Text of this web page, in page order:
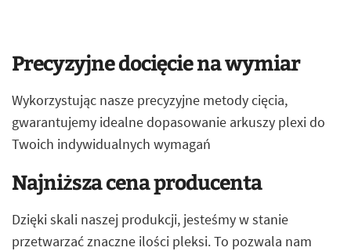
Precyzyjne docięcie na wymiar
Wykorzystując nasze precyzyjne metody cięcia,
gwarantujemy idealne dopasowanie arkuszy plexi do
Twoich indywidualnych wymagań
Najniższa cena producenta
Dzięki skali naszej produkcji, jesteśmy w stanie
przetwarzać znaczne ilości pleksi. To pozwala nam